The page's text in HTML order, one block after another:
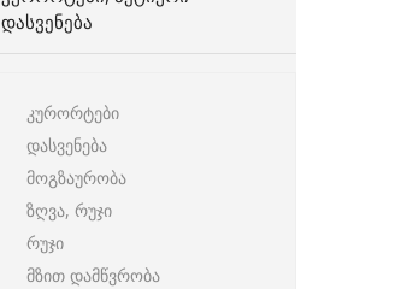
ᲓᲐᲡᲕᲔᲜᲔᲑᲐ
კურორტები
დასვენება
მოგზაურობა
ზღვა, რუჯი
რუჯი
მზით დამწვრობა